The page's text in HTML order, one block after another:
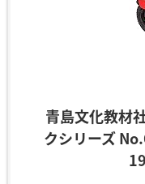
青島文化教材
クシリーズ